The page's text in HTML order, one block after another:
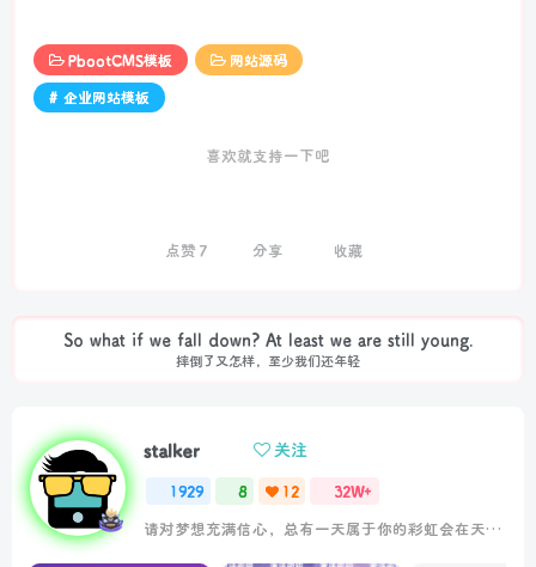
PbootCMS模板
网站源码
# 企业网站模板
喜欢就支持一下吧
点赞 7 分享 收藏
So what if we fall down? At least we are still young.
摔倒了又怎样，至少我们还年轻
stalker 关注
1929 8 12
32W+
请对梦想充满信心，总有一天属于你的彩虹会在天空微笑